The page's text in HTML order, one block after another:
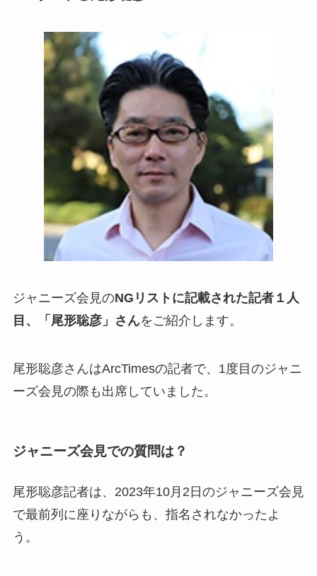
ジャニーズ会見のNGリストに記載された記者１人
目、「尾形聡彦」さんをご紹介します。
尾形聡彦さんはArcTimesの記者で、1度目のジャニ
ーズ会見の際も出席していました。
ジャニーズ会見での質問は？
尾形聡彦記者は、2023年10月2日のジャニーズ会見
で最前列に座りながらも、指名されなかったよ
う。